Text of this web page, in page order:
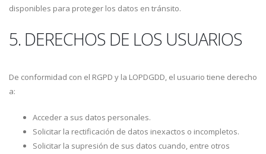
disponibles para proteger los datos en tránsito.
5. DERECHOS DE LOS USUARIOS
De conformidad con el RGPD y la LOPDGDD, el usuario tiene derecho
a:
Acceder a sus datos personales.
Solicitar la rectificación de datos inexactos o incompletos.
Solicitar la supresión de sus datos cuando, entre otros